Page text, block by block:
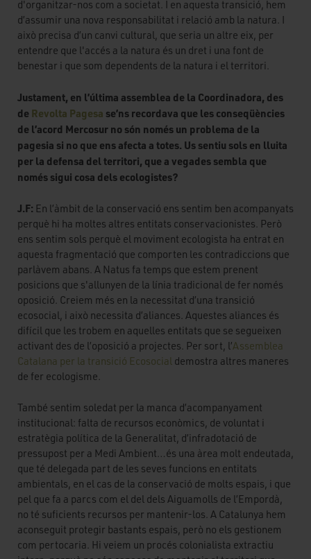
d'organitzar-nos com a societat. I en aquesta transició, hem
d’assumir una nova responsabilitat i relació amb la natura. I
això precisa d’un canvi cultural, que seria un altre eix, per
entendre que l'accés a la natura és un dret i una font de
benestar i que som dependents de la natura i el territori.
Justament, en l’última assemblea de la Coordinadora, des
de Revolta Pagesa se’ns recordava que les conseqüències
de l’acord Mercosur no són només un problema de la
pagesia si no que ens afecta a totes. Us sentiu sols en lluita
per la defensa del territori, que a vegades sembla que
només sigui cosa dels ecologistes?
J.F: En l’àmbit de la conservació ens sentim ben acompanyats
perquè hi ha moltes altres entitats conservacionistes. Però
ens sentim sols perquè el moviment ecologista ha entrat en
aquesta fragmentació que comporten les contradiccions que
parlàvem abans. A Natus fa temps que estem prenent
posicions que s'allunyen de la línia tradicional de fer només
oposició. Creiem més en la necessitat d’una transició
ecosocial, i això necessita d’aliances. Aquestes aliances és
difícil que les trobem en aquelles entitats que se segueixen
activant des de l’oposició a projectes. Per sort, l’Assemblea
Catalana per la transició Ecosocial demostra altres maneres
de fer ecologisme.
També sentim soledat per la manca d’acompanyament
institucional: falta de recursos econòmics, de voluntat i
estratègia política de la Generalitat, d’infradotació de
pressupost per a Medi Ambient…és una àrea molt endeutada,
que té delegada part de les seves funcions en entitats
ambientals, en el cas de la conservació de molts espais, i que
pel que fa a parcs com el del dels Aiguamolls de l’Empordà,
no té suficients recursos per mantenir-los. A Catalunya hem
aconseguit protegir bastants espais, però no els gestionem
com pertocaria. Hi veiem un procés colonialista extractiu